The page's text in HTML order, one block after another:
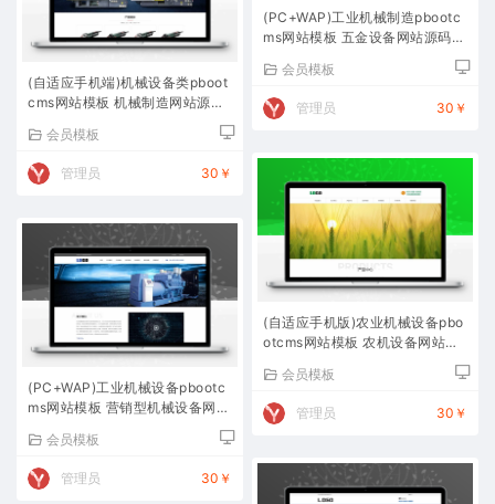
(自适应手机端)机械设备类pboot
cms网站模板 机械制造网站源码
会员模板
管理员 30￥
(PC+WAP)工业机械制造pbootc
ms网站模板 五金设备网站源码下
会员模板
管理员 30￥
(PC+WAP)工业机械设备pbootc
ms网站模板 营销型机械设备网站
会员模板
管理员 30￥
(自适应手机版)农业机械设备pbo
otcms网站模板 农机设备网站源
会员模板
管理员 30￥